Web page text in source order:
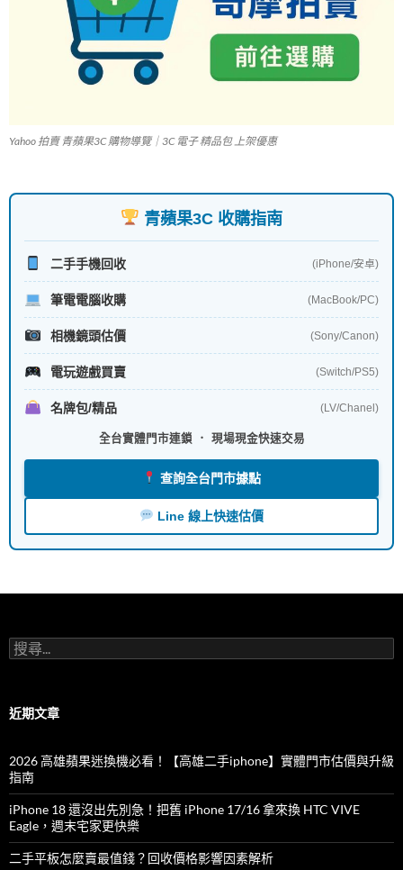
Yahoo 拍賣 青蘋果3C 購物導覽｜3C 電子 精品包 上架優惠
青蘋果3C 收購指南
二手手機回收 (iPhone/安卓)
筆電電腦收購 (MacBook/PC)
相機鏡頭估價 (Sony/Canon)
電玩遊戲買賣 (Switch/PS5)
名牌包/精品 (LV/Chanel)
全台實體門市連鎖 ． 現場現金快速交易
查詢全台門市據點
Line 線上快速估價
搜
尋
字:
近期文章
2026 高雄蘋果迷換機必看！【高雄二手iphone】實體門市估價與升級
指南
iPhone 18 還沒出先別急！把舊 iPhone 17/16 拿來換 HTC VIVE
Eagle，週末宅家更快樂
二手平板怎麼賣最值錢？回收價格影響因素解析